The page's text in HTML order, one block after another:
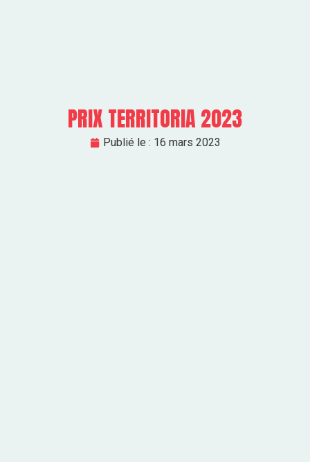
PRIX TERRITORIA 2023
Publié le : 16 mars 2023